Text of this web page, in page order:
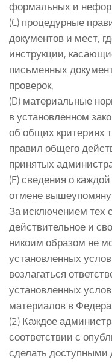
формальных и
(C) процедурные
документов и мест,
инструкции,
письменных
проверок;
(D) материальные
в установленном
об общих критериях
правил общего
принятых
(E) сведения о
отмене
За исключением тех
действительное и
никоим образом не
установленных
возлагаться
установленных
материалов в
(2) Каждое
соответствии с
сделать доступными